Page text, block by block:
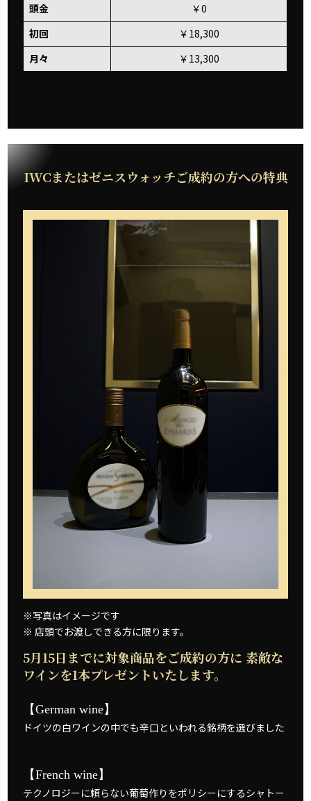
頭金
￥0
初回
￥18,300
月々
￥13,300
IWCまたはゼニスウォッチご成約の方への特典
※写真はイメージです
※ 店頭でお渡しできる方に限ります。
5月15日までに対象商品をご成約の方に 素敵な
ワインを1本プレゼントいたします。
【German wine】
ドイツの白ワインの中でも辛口といわれる銘柄を選びました
【French wine】
テクノロジーに頼らない葡萄作りをポリシーにするシャトー